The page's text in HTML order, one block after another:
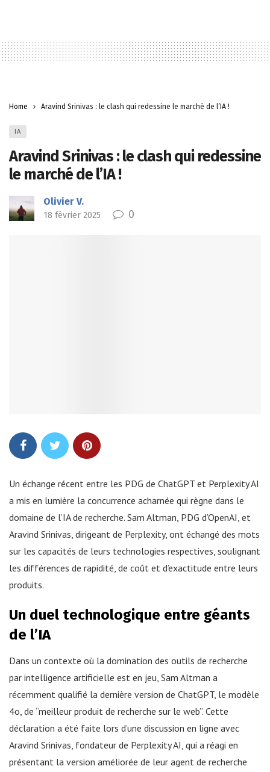
Home Aravind Srinivas : le clash qui redessine le marché de l’IA !
IA
Aravind Srinivas : le clash qui redessine
le marché de l’IA !
Olivier V.
18 février 2025 0
Un échange récent entre les PDG de ChatGPT et Perplexity AI
a mis en lumière la concurrence acharnée qui règne dans le
domaine de l’IA de recherche. Sam Altman, PDG d’OpenAI, et
Aravind Srinivas, dirigeant de Perplexity, ont échangé des mots
sur les capacités de leurs technologies respectives, soulignant
les différences de rapidité, de coût et d’exactitude entre leurs
produits.
Un duel technologique entre géants
de l’IA
Dans un contexte où la domination des outils de recherche
par intelligence artificielle est en jeu, Sam Altman a
récemment qualifié la dernière version de ChatGPT, le modèle
4o, de “meilleur produit de recherche sur le web”. Cette
déclaration a été faite lors d’une discussion en ligne avec
Aravind Srinivas, fondateur de Perplexity AI, qui a réagi en
présentant la version améliorée de leur agent de recherche